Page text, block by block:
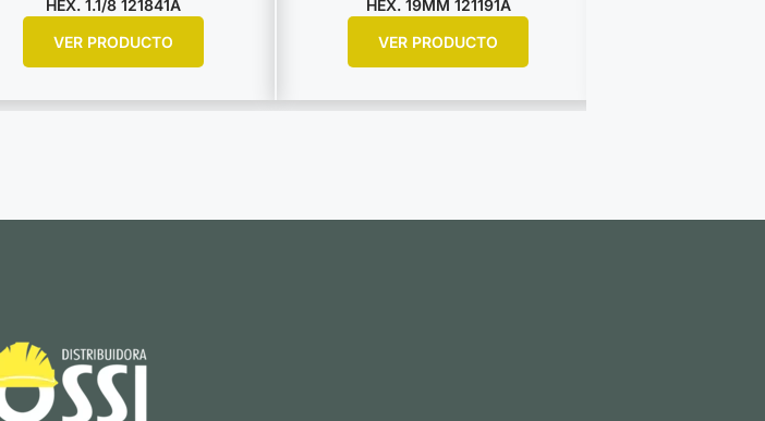
HEX. 1.1/8 121841A
VER PRODUCTO
HEX. 19MM 121191A
VER PRODUCTO